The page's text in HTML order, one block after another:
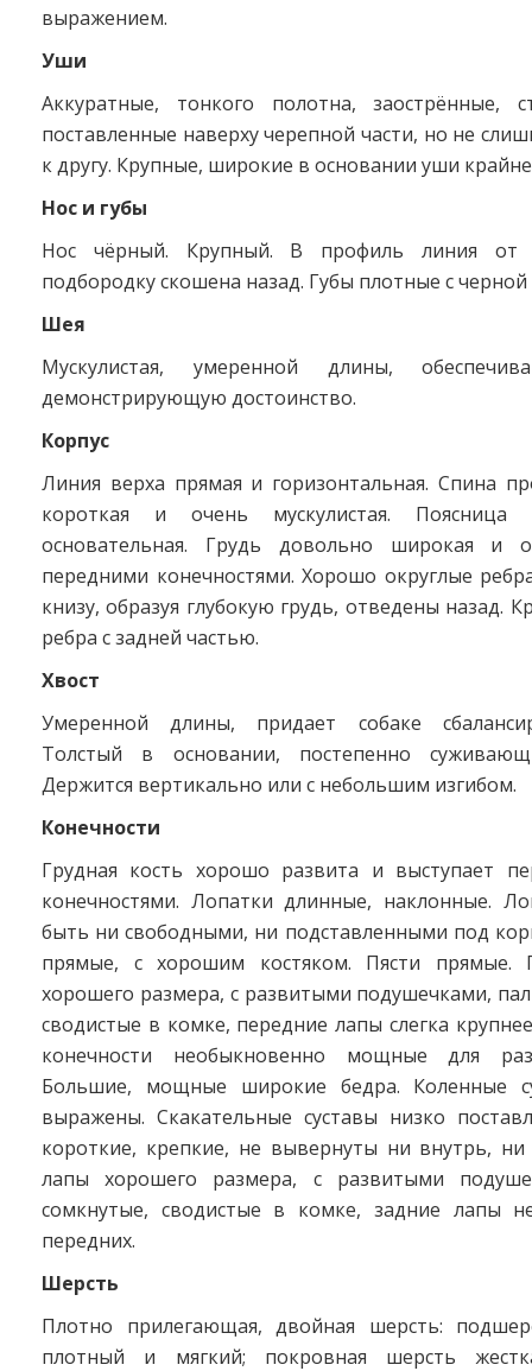
выражением.
Уши
Аккуратные, тонкого полотна, заострённые,
поставленные наверху черепной части, но не
к другу. Крупные, широкие в основании уши
Нос и губы
Нос чёрный. Крупный. В профиль линия
подбородку скошена назад. Губы плотные с
Шея
Мускулистая, умеренной длины,
демонстрирующую достоинство.
Корпус
Линия верха прямая и горизонтальная. Спина
короткая и очень мускулистая. Поясница
основательная. Грудь довольно широкая и
передними конечностями. Хорошо округлые
книзу, образуя глубокую грудь, отведены назад.
ребра с задней частью.
Хвост
Умеренной длины, придает собаке
Толстый в основании, постепенно
Держится вертикально или с небольшим изгибом.
Конечности
Грудная кость хорошо развита и выступает
конечностями. Лопатки длинные, наклонные.
быть ни свободными, ни подставленными под
прямые, с хорошим костяком. Пясти прямые.
хорошего размера, с развитыми подушечками,
сводистые в комке, передние лапы слегка
конечности необыкновенно мощные для
Большие, мощные широкие бедра. Коленные
выражены. Скакательные суставы низко
короткие, крепкие, не вывернуты ни внутрь, ни
лапы хорошего размера, с развитыми
сомкнутые, сводистые в комке, задние лапы
передних.
Шерсть
Плотно прилегающая, двойная шерсть:
плотный и мягкий; покровная шерсть